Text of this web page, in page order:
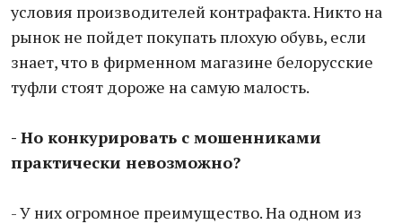
условия производителей контрафакта. Никто на
рынок не пойдет покупать плохую обувь, если
знает, что в фирменном магазине белорусские
туфли стоят дороже на самую малость.
- Но конкурировать с мошенниками
практически невозможно?
- У них огромное преимущество. На одном из